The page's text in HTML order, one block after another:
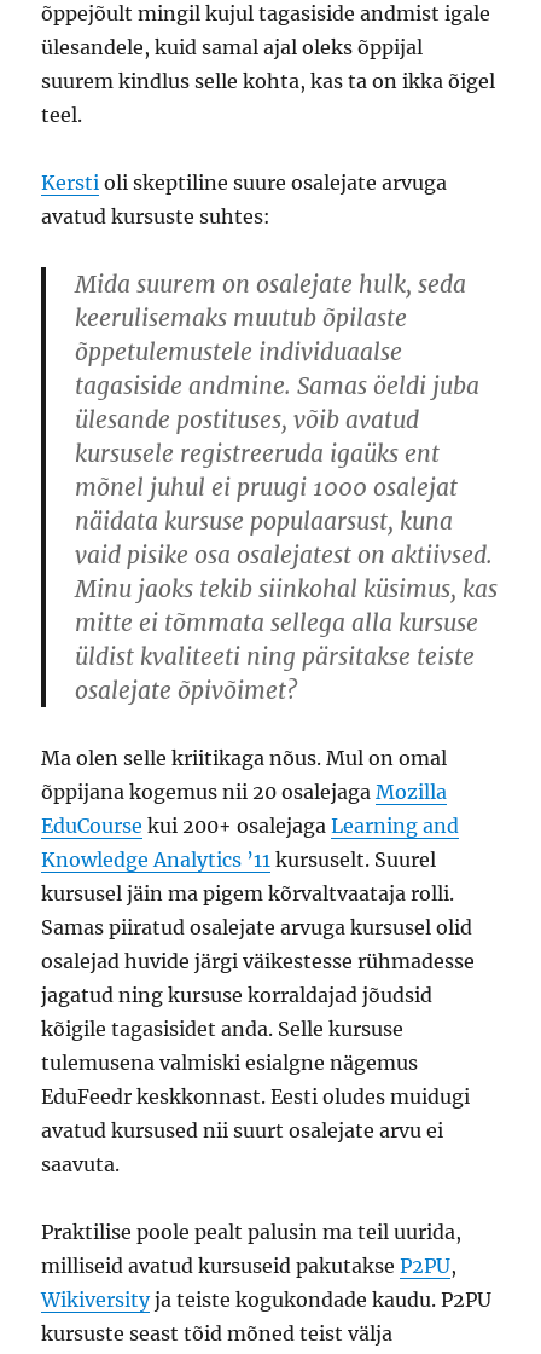
õppejõult mingil kujul tagasiside andmist igale
ülesandele, kuid samal ajal oleks õppijal
suurem kindlus selle kohta, kas ta on ikka õigel
teel.
Kersti oli skeptiline suure osalejate arvuga
avatud kursuste suhtes:
Mida suurem on osalejate hulk, seda
keerulisemaks muutub õpilaste
õppetulemustele individuaalse
tagasiside andmine. Samas öeldi juba
ülesande postituses, võib avatud
kursusele registreeruda igaüks ent
mõnel juhul ei pruugi 1000 osalejat
näidata kursuse populaarsust, kuna
vaid pisike osa osalejatest on aktiivsed.
Minu jaoks tekib siinkohal küsimus, kas
mitte ei tõmmata sellega alla kursuse
üldist kvaliteeti ning pärsitakse teiste
osalejate õpivõimet?
Ma olen selle kriitikaga nõus. Mul on omal
õppijana kogemus nii 20 osalejagaMozilla
EduCourse kui 200+ osalejagaLearning and
Knowledge Analytics ’11 kursuselt. Suurel
kursusel jäin ma pigem kõrvaltvaataja rolli.
Samas piiratud osalejate arvuga kursusel olid
osalejad huvide järgi väikestesse rühmadesse
jagatud ning kursuse korraldajad jõudsid
kõigile tagasisidet anda. Selle kursuse
tulemusena valmiski esialgne nägemus
EduFeedr keskkonnast. Eesti oludes muidugi
avatud kursused nii suurt osalejate arvu ei
saavuta.
Praktilise poole pealt palusin ma teil uurida,
milliseid avatud kursuseid pakutakseP2PU,
Wikiversityja teiste kogukondade kaudu. P2PU
kursuste seast tõid mõned teist välja